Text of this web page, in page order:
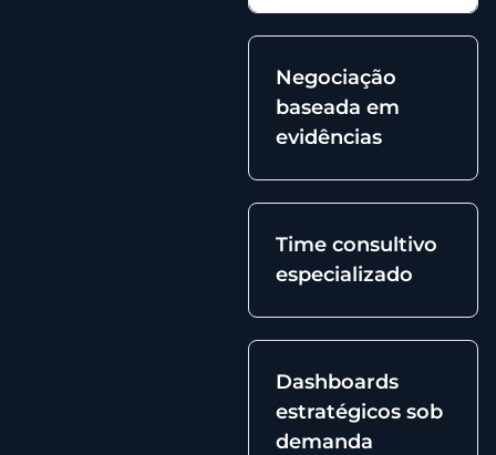
Negociação
baseada em
evidências
Time consultivo
especializado
Dashboards
estratégicos sob
demanda